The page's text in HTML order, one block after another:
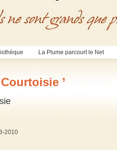
La Plume parcourt le Net
’
2010